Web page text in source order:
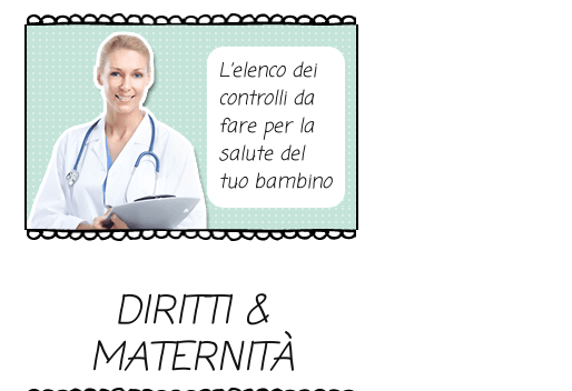
L’elenco dei
controlli da
fare per la
salute del
tuo bambino
DIRITTI &
MATERNITÀ